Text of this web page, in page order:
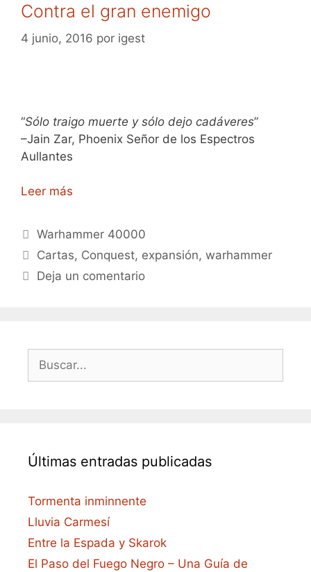
Contra el gran enemigo
4 junio, 2016 por igest
“Sólo traigo muerte y sólo dejo cadáveres”
–Jain Zar, Phoenix Señor de los Espectros
Aullantes
Leer más
Categorías
Warhammer 40000
Etiquetas
Cartas, Conquest, expansión,warhammer
Deja un comentario
Buscar:
Últimas entradas publicadas
Tormenta inminnente
Lluvia Carmesí
Entre la Espada y Skarok
El Paso del Fuego Negro – Una Guía de